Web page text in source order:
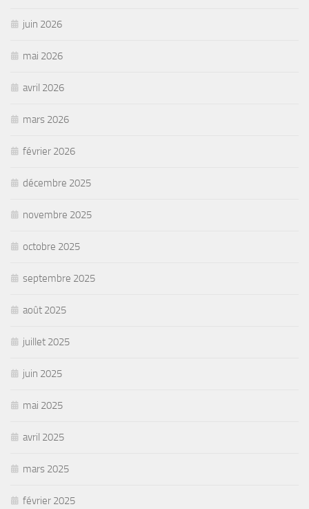
juin 2026
mai 2026
avril 2026
mars 2026
février 2026
décembre 2025
novembre 2025
octobre 2025
septembre 2025
août 2025
juillet 2025
juin 2025
mai 2025
avril 2025
mars 2025
février 2025